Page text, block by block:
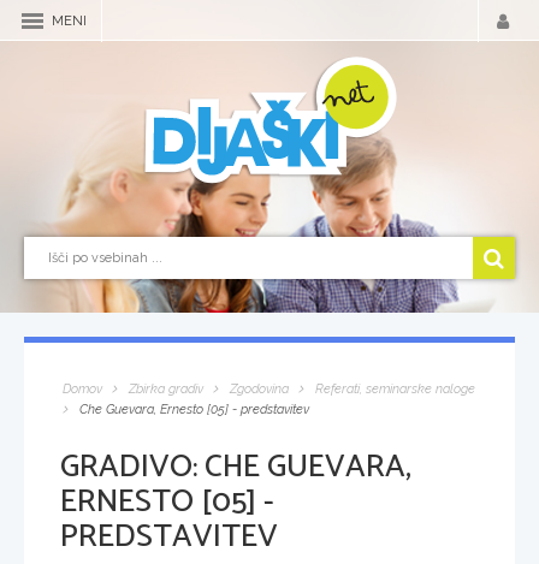
MENI
Domov Zbirka gradiv Zgodovina
Referati, seminarske naloge
Che Guevara, Ernesto [05] - predstavitev
GRADIVO:CHE GUEVARA,
ERNESTO [05] -
PREDSTAVITEV